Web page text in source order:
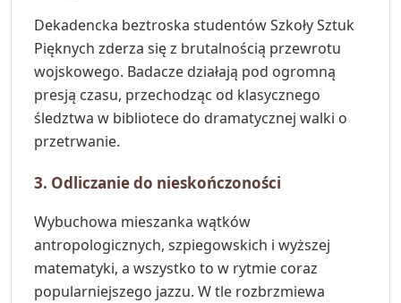
Dekadencka beztroska studentów Szkoły Sztuk
Pięknych zderza się z brutalnością przewrotu
wojskowego. Badacze działają pod ogromną
presją czasu, przechodząc od klasycznego
śledztwa w bibliotece do dramatycznej walki o
przetrwanie.
3. Odliczanie do nieskończoności
Wybuchowa mieszanka wątków
antropologicznych, szpiegowskich i wyższej
matematyki, a wszystko to w rytmie coraz
popularniejszego jazzu. W tle rozbrzmiewa